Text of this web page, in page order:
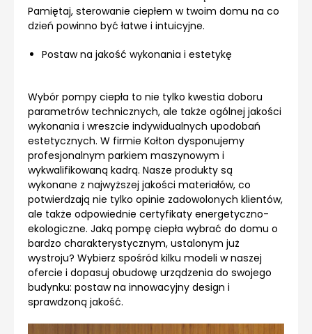
Pamiętaj, sterowanie ciepłem w twoim domu na co
dzień powinno być łatwe i intuicyjne.
Postaw na jakość wykonania i estetykę
Wybór pompy ciepła to nie tylko kwestia doboru
parametrów technicznych, ale także ogólnej jakości
wykonania i wreszcie indywidualnych upodobań
estetycznych. W firmie Kołton dysponujemy
profesjonalnym parkiem maszynowym i
wykwalifikowaną kadrą. Nasze produkty są
wykonane z najwyższej jakości materiałów, co
potwierdzają nie tylko opinie zadowolonych klientów,
ale także odpowiednie certyfikaty energetyczno-
ekologiczne. Jaką pompę ciepła wybrać do domu o
bardzo charakterystycznym, ustalonym już
wystroju? Wybierz spośród kilku modeli w naszej
ofercie i dopasuj obudowę urządzenia do swojego
budynku: postaw na innowacyjny design i
sprawdzoną jakość.